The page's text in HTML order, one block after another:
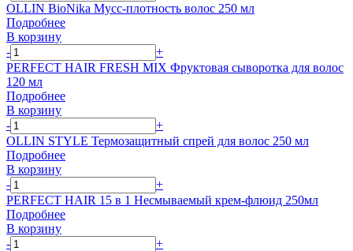
OLLIN BioNika Мусс-плотность волос 250 мл
Подробнее
В корзину
-
+
PERFECT HAIR FRESH MIX Фруктовая сыворотка для волос
120 мл
Подробнее
В корзину
-
+
OLLIN STYLE Термозащитный спрей для волос 250 мл
Подробнее
В корзину
-
+
PERFECT HAIR 15 в 1 Несмываемый крем-флюид 250мл
Подробнее
В корзину
-
+